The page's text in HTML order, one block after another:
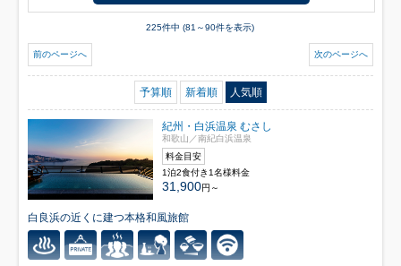
225件中 (81～90件を表示)
前のページへ 次のページへ
予算順 新着順 人気順
紀州・白浜温泉 むさし
和歌山／南紀白浜温泉
料金目安
1泊2食付き1名様料金
31,900円～
白良浜の近くに建つ本格和風旅館